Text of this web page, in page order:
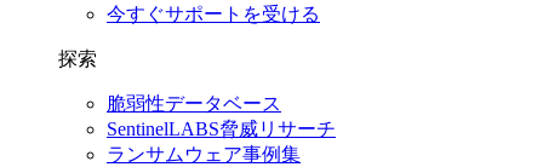
今すぐサポートを受ける
探索
脆弱性データベース
SentinelLABS脅威リサーチ
ランサムウェア事例集